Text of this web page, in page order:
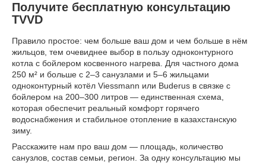
Получите бесплатную консультацию
TVVD
Правило простое: чем больше ваш дом и чем больше в нём
жильцов, тем очевиднее выбор в пользу одноконтурного
котла с бойлером косвенного нагрева. Для частного дома
250 м² и больше с 2–3 санузлами и 5–6 жильцами
одноконтурный котёл Viessmann или Buderus в связке с
бойлером на 200–300 литров — единственная схема,
которая обеспечит реальный комфорт горячего
водоснабжения и стабильное отопление в казахстанскую
зиму.
Расскажите нам про ваш дом — площадь, количество
санузлов, состав семьи, регион. За одну консультацию мы